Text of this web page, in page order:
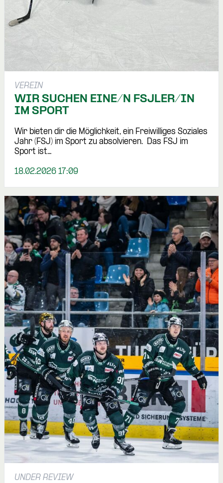
VEREIN
WIR SUCHEN EINE/N FSJLER/IN
IM SPORT
Wir bieten dir die Möglichkeit, ein Freiwilliges Soziales
Jahr (FSJ) im Sport zu absolvieren. Das FSJ im
Sport ist…
18.02.2026 17:09
UNDER REVIEW